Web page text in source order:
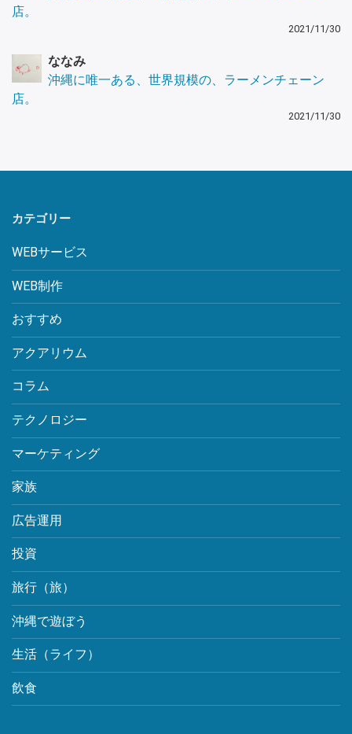
店。
2021/11/30
ななみ
沖縄に唯一ある、世界規模の、ラーメンチェーン
店。
2021/11/30
カテゴリー
WEBサービス
WEB制作
おすすめ
アクアリウム
コラム
テクノロジー
マーケティング
家族
広告運用
投資
旅行（旅）
沖縄で遊ぼう
生活（ライフ）
飲食